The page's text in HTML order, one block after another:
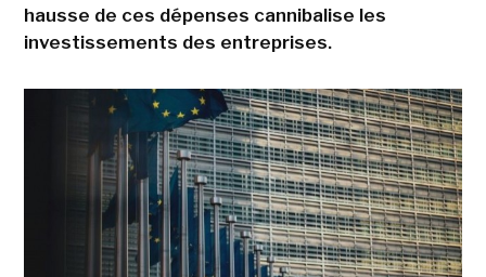
hausse de ces dépenses cannibalise les
investissements des entreprises.